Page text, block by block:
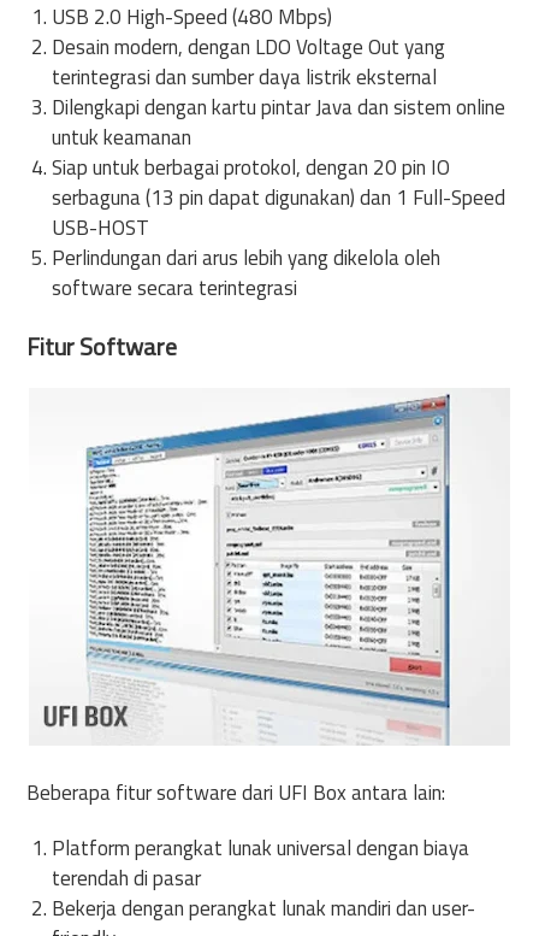
USB 2.0 High-Speed (480 Mbps)
Desain modern, dengan LDO Voltage Out yang
terintegrasi dan sumber daya listrik eksternal
Dilengkapi dengan kartu pintar Java dan sistem online
untuk keamanan
Siap untuk berbagai protokol, dengan 20 pin IO
serbaguna (13 pin dapat digunakan) dan 1 Full-Speed
USB-HOST
Perlindungan dari arus lebih yang dikelola oleh
software secara terintegrasi
Fitur Software
Beberapa fitur software dari UFI Box antara lain:
Platform perangkat lunak universal dengan biaya
terendah di pasar
Bekerja dengan perangkat lunak mandiri dan user-